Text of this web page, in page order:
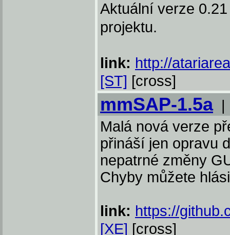
Aktuální verze
projektu.
link: http://
[ST] [cross]
mmSAP-1.5a
Malá nová verze
přináší jen opravu
nepatrné změny
Chyby můžete
link: https://
[XE] [cross]